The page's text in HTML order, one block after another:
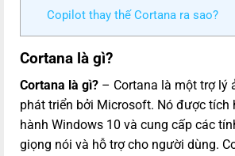
Copilot thay thế Cortana ra sao?
Cortana là gì?
Cortana là gì? – Cortana là một trợ lý
phát triển bởi Microsoft. Nó được tích
hành Windows 10 và cung cấp các
giọng nói và hỗ trợ cho người dùng.